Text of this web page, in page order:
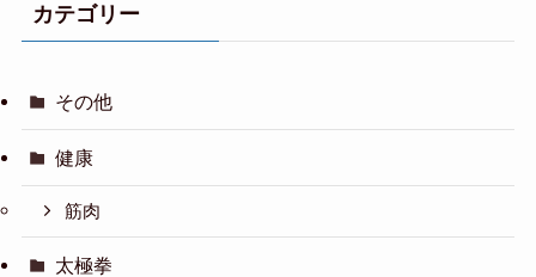
カテゴリー
その他
健康
筋肉
太極拳